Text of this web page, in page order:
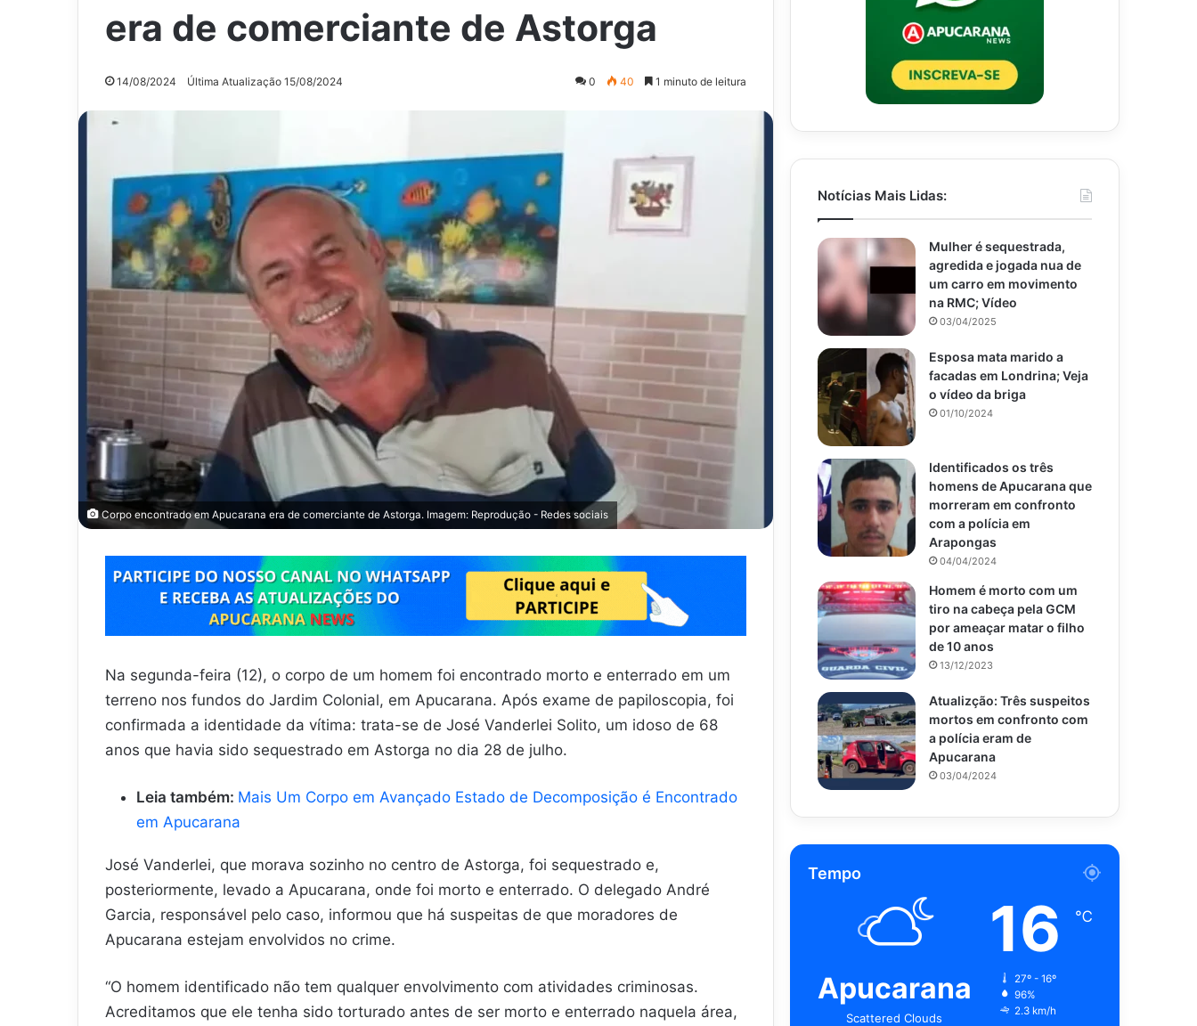
era de comerciante de Astorga
14/08/2024 Última Atualização 15/08/2024 0 40 1 minuto de leitura
Corpo encontrado em Apucarana era de comerciante de Astorga. Imagem: Reprodução - Redes sociais
Na segunda-feira (12), o corpo de um homem foi encontrado morto e enterrado em um
terreno nos fundos do Jardim Colonial, em Apucarana. Após exame de papiloscopia, foi
confirmada a identidade da vítima: trata-se de José Vanderlei Solito, um idoso de 68
anos que havia sido sequestrado em Astorga no dia 28 de julho.
Leia também: Mais Um Corpo em Avançado Estado de Decomposição é Encontrado
em Apucarana
José Vanderlei, que morava sozinho no centro de Astorga, foi sequestrado e,
posteriormente, levado a Apucarana, onde foi morto e enterrado. O delegado André
Garcia, responsável pelo caso, informou que há suspeitas de que moradores de
Apucarana estejam envolvidos no crime.
“O homem identificado não tem qualquer envolvimento com atividades criminosas.
Acreditamos que ele tenha sido torturado antes de ser morto e enterrado naquela área,
Notícias Mais Lidas:
Mulher é sequestrada,
agredida e jogada nua de
um carro em movimento
na RMC; Vídeo
03/04/2025
Esposa mata marido a
facadas em Londrina; Veja
o vídeo da briga
01/10/2024
Identificados os três
homens de Apucarana que
morreram em confronto
com a polícia em
Arapongas
04/04/2024
Homem é morto com um
tiro na cabeça pela GCM
por ameaçar matar o filho
de 10 anos
13/12/2023
Atualizção: Três suspeitos
mortos em confronto com
a polícia eram de
Apucarana
03/04/2024
Tempo
Apucarana
Scattered Clouds
16 ℃
27º - 16º
96%
2.3 km/h